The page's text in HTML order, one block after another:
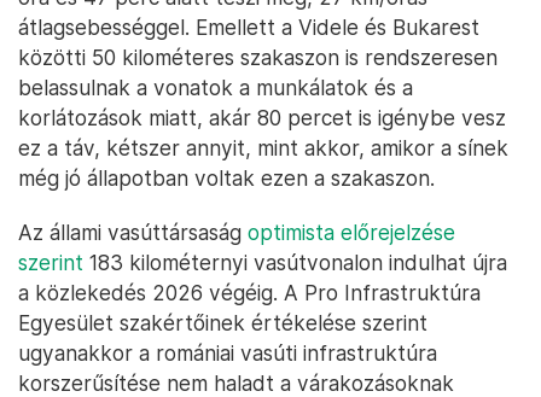
átlagsebességgel. Emellett a Videle és Bukarest
közötti 50 kilométeres szakaszon is rendszeresen
belassulnak a vonatok a munkálatok és a
korlátozások miatt, akár 80 percet is igénybe vesz
ez a táv, kétszer annyit, mint akkor, amikor a sínek
még jó állapotban voltak ezen a szakaszon.
Az állami vasúttársaság optimista előrejelzése
szerint 183 kilométernyi vasútvonalon indulhat újra
a közlekedés 2026 végéig. A Pro Infrastruktúra
Egyesület szakértőinek értékelése szerint
ugyanakkor a romániai vasúti infrastruktúra
korszerűsítése nem haladt a várakozásoknak